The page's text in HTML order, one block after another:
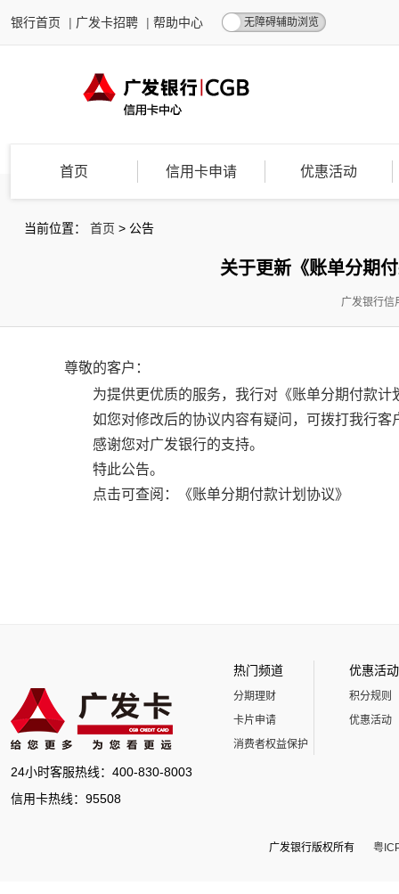
银行首页 | 广发卡招聘 | 帮助中心 无障碍辅助浏览
首页 信用卡申请 优惠活动
当前位置： 首页 > 公告
关于更新《账单分期
广发银行
尊敬的客户：
为提供更优质的服务，我行对《账单分期付款
如您对修改后的协议内容有疑问，可拨打我行客
感谢您对广发银行的支持。
特此公告。
点击可查阅：《账单分期付款计划协议》
24小时客服热线：400-830-8003
信用卡热线：95508
热门频道
分期理财
卡片申请
消费者权益保护
优惠活动
积分规则
优惠活动
广发银行版权所有 粤